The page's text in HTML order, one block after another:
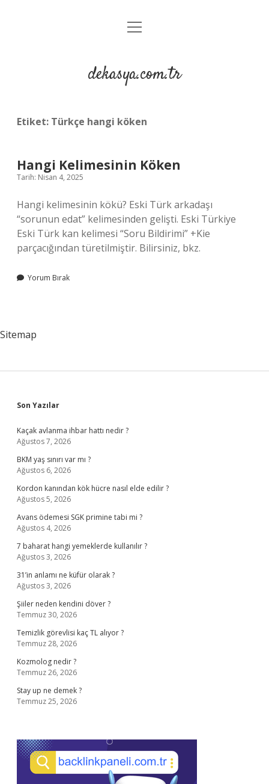
Anasayfa
Yasal Uyarı
menüyü
dekasya.com.tr
Etiket: Türkçe hangi köken
Hangi Kelimesinin Köken
Tarih: Nisan 4, 2025
Hangi kelimesinin kökü? Eski Türk arkadaşı
“sorunun edat” kelimesinden gelişti. Eski Türkiye
Eski Türk kan kelimesi “Soru Bildirimi” +Kie
parçacığından türetilmiştir. Bilirsiniz, bkz.
Yorum Bırak
Sitemap
Sidebar
Son Yazılar
Kaçak avlanma ihbar hattı nedir ?
Ağustos 7, 2026
BKM yaş sınırı var mı ?
Ağustos 6, 2026
Kordon kanından kök hücre nasıl elde edilir ?
Ağustos 5, 2026
Avans ödemesi SGK primine tabi mi ?
Ağustos 4, 2026
7 baharat hangi yemeklerde kullanılır ?
Ağustos 3, 2026
31’in anlamı ne küfür olarak ?
Ağustos 3, 2026
Şiiler neden kendini döver ?
Temmuz 30, 2026
Temizlik görevlisi kaç TL alıyor ?
Temmuz 28, 2026
Kozmolog nedir ?
Temmuz 26, 2026
Stay up ne demek ?
Temmuz 25, 2026